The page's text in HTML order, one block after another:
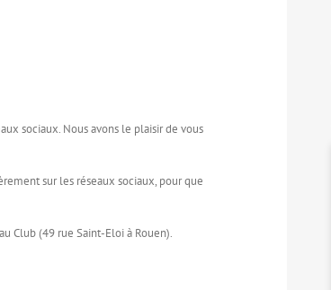
sociaux. Nous avons le plaisir de vous
sur les réseaux sociaux, pour que
Club (49 rue Saint-Eloi à Rouen).